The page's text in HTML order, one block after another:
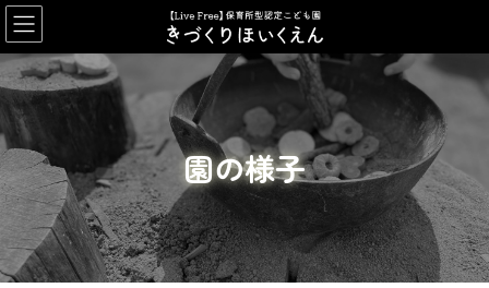
コ
ン
テ
ン
ツ
へ
ス
キ
ッ
プ
ナ
ビ
ゲ
ー
シ
ョ
ン
に
移
動
園の様子